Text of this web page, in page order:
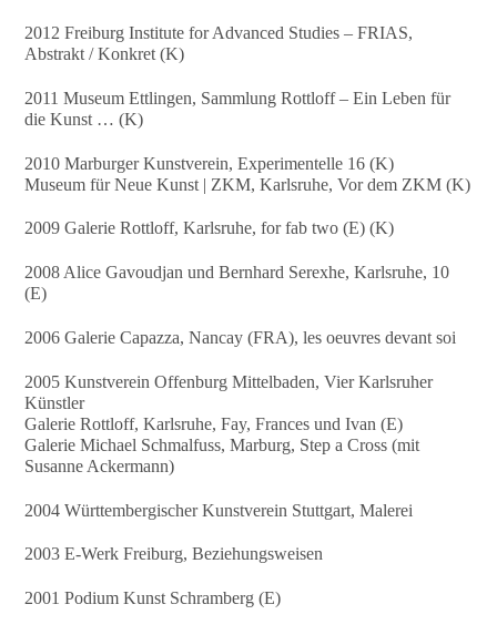
2012 Freiburg Institute for Advanced Studies – FRIAS,
Abstrakt / Konkret (K)
2011 Museum Ettlingen, Sammlung Rottloff – Ein Leben für
die Kunst … (K)
2010 Marburger Kunstverein, Experimentelle 16 (K)
Museum für Neue Kunst | ZKM, Karlsruhe, Vor dem ZKM (K)
2009 Galerie Rottloff, Karlsruhe, for fab two (E) (K)
2008 Alice Gavoudjan und Bernhard Serexhe, Karlsruhe, 10
(E)
2006 Galerie Capazza, Nancay (FRA), les oeuvres devant soi
2005 Kunstverein Offenburg Mittelbaden, Vier Karlsruher
Künstler
Galerie Rottloff, Karlsruhe, Fay, Frances und Ivan (E)
Galerie Michael Schmalfuss, Marburg, Step a Cross (mit
Susanne Ackermann)
2004 Württembergischer Kunstverein Stuttgart, Malerei
2003 E-Werk Freiburg, Beziehungsweisen
2001 Podium Kunst Schramberg (E)